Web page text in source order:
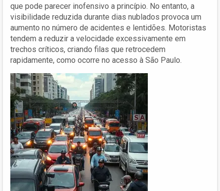
que pode parecer inofensivo a princípio. No entanto, a
visibilidade reduzida durante dias nublados provoca um
aumento no número de acidentes e lentidões. Motoristas
tendem a reduzir a velocidade excessivamente em
trechos críticos, criando filas que retrocedem
rapidamente, como ocorre no acesso à São Paulo.